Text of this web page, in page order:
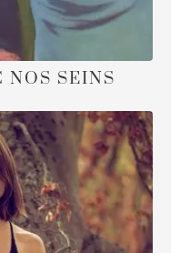
NOS SEINS